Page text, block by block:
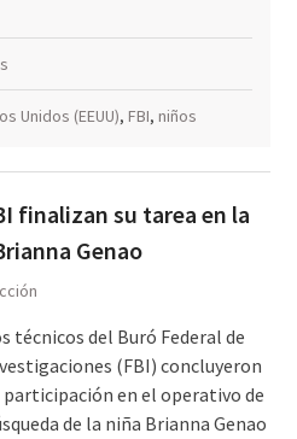
Unidos (EEUU), FBI, niños
finalizan su tarea en la
Genao
técnicos del Buró Federal de
(FBI) concluyeron
participación en el operativo de
de la niña Brianna Genao